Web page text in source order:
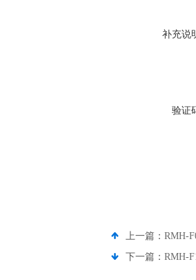
补充说
验证
上一篇： RMH-
下一篇： RMH-